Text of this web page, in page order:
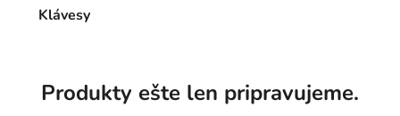
Klávesy
Produkty ešte len pripravujeme.